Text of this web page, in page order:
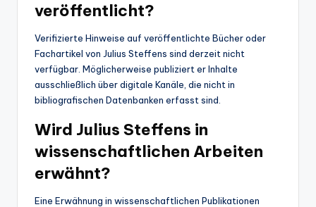
veröffentlicht?
Verifizierte Hinweise auf veröffentlichte Bücher oder
Fachartikel von Julius Steffens sind derzeit nicht
verfügbar. Möglicherweise publiziert er Inhalte
ausschließlich über digitale Kanäle, die nicht in
bibliografischen Datenbanken erfasst sind.
Wird Julius Steffens in
wissenschaftlichen Arbeiten
erwähnt?
Eine Erwähnung in wissenschaftlichen Publikationen